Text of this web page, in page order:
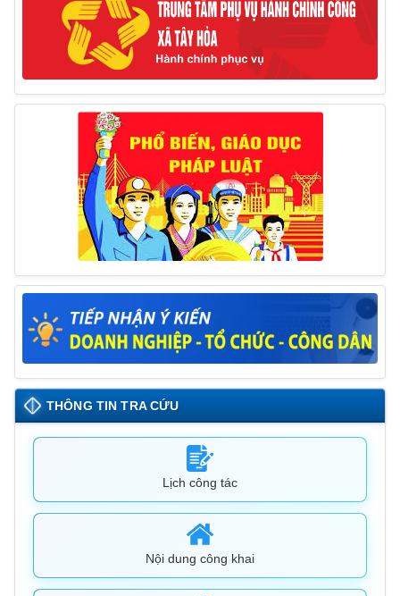
Thông báo đăng ký tiếp công dân định kỳ đợt 01
tháng 6/2025 của Chủ tịch UBND huyện
26/05/2025
Lịch tiếp công dân định kỳ đợt 1 tháng 5/2025 của
Chủ tịch UBND huyện
09/05/2025
THÔNG TIN TRA CỨU
Lịch công tác
Nội dung công khai